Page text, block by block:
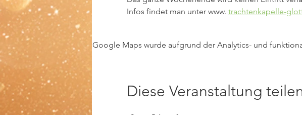
Infos findet man unter www. trachtenkapelle-
Google Maps wurde aufgrund der Analytics- und
Diese Veranstaltung